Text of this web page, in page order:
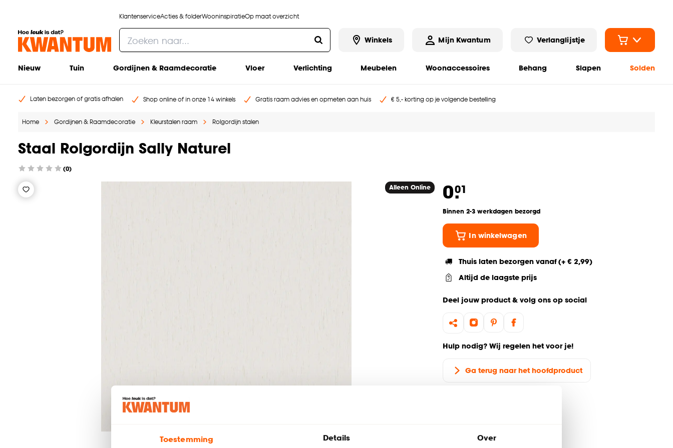
Toestemming Details Over
KlantenserviceActies & folderWooninspiratieOp maat overzicht
Winkels Mijn Kwantum Verlanglijstje
Nieuw Tuin Gordijnen & Raamdecoratie Vloer Verlichting Meubelen Woonaccessoires Behang Slapen Solden
Laten bezorgen of gratis afhalen Shop online of in onze 14 winkels Gratis raam advies en opmeten aan huis € 5,- korting op je volgende bestelling
Home Gordijnen & Raamdecoratie Kleurstalen raam Rolgordijn stalen
Staal Rolgordijn Sally Naturel
(0)
Alleen Online 0.01
Binnen 2-3 werkdagen bezorgd
In winkelwagen
Thuis laten bezorgen vanaf (+ € 2,99)
Altijd de laagste prijs
Deel jouw product & volg ons op social
Hulp nodig? Wij regelen het voor je!
Ga terug naar het hoofdproduct